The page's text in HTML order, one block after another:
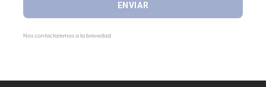
ENVIAR
Nos contactaremos a la brevedad